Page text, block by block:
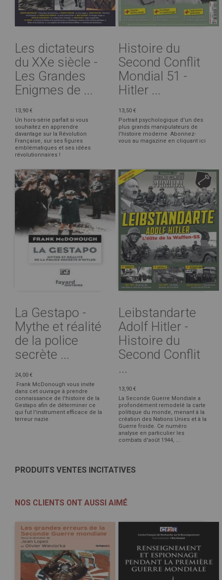
Les dictateurs
du XXe siècle -
Les Grandes
Enigmes de ...
13,90 €
Un hors-série parfait si vous
souhaitez en apprendre
davantage sur la Révolution
Française, sur ses figures
emblématiques et ses idées
révolutionnaires !
Histoire du
Second Conflit
Mondial 51 -
Hitler ...
13,50 €
Portrait psychologique d'un des
plus grands manipulateurs de
l'histoire moderne Abonnez-
vous au magazine en cliquant ici
La Gestapo -
Mythe et réalité
de la police
secrète ...
24,00 €
Frank McDonough vous invite
dans cet ouvrage à prendre
connaissance de l'histoire de la
Gestapo afin de déterminer ce
qui fut l'instrument efficace de la
terreur nazie
Leibstandarte
Adolf Hitler -
Histoire du
Second Conflit
...
13,90 €
La Seconde Guerre Mondiale a
profondément remodelé la carte
politique du monde, menant à la
création des Nations Unies et à la
Guerre froide. Ce numéro
analyse en particulier les
combats d'août 1944, ...
PRODUITS VENTES INCITATIVES
NOS CLIENTS ONT AUSSI AIMÉ